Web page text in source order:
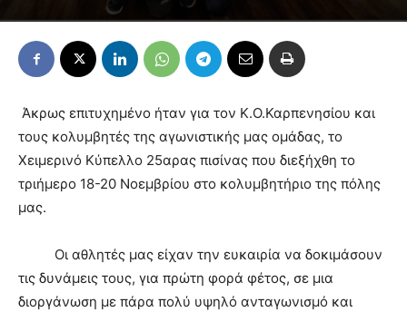
Άκρως επιτυχημένο ήταν για τον Κ.Ο.Καρπενησίου και
τους κολυμβητές της αγωνιστικής μας ομάδας, το
Χειμερινό Κύπελλο 25αρας πισίνας που διεξήχθη το
τριήμερο 18-20 Νοεμβρίου στο κολυμβητήριο της πόλης
μας.
Οι αθλητές μας είχαν την ευκαιρία να δοκιμάσουν
τις δυνάμεις τους, για πρώτη φορά φέτος, σε μια
διοργάνωση με πάρα πολύ υψηλό ανταγωνισμό και